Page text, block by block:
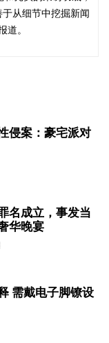
从细节中挖掘新闻
道。
侵案：豪宅派对
名成立，事发当
华晚宴
需戴电子脚镣设